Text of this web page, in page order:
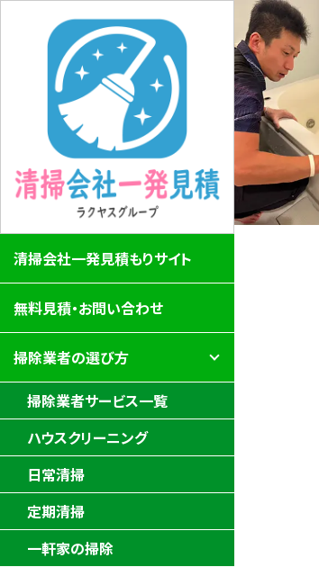
清掃会社一発見積もりサイト
無料見積・お問い合わせ
掃除業者の選び方
掃除業者サービス一覧
ハウスクリーニング
日常清掃
定期清掃
一軒家の掃除